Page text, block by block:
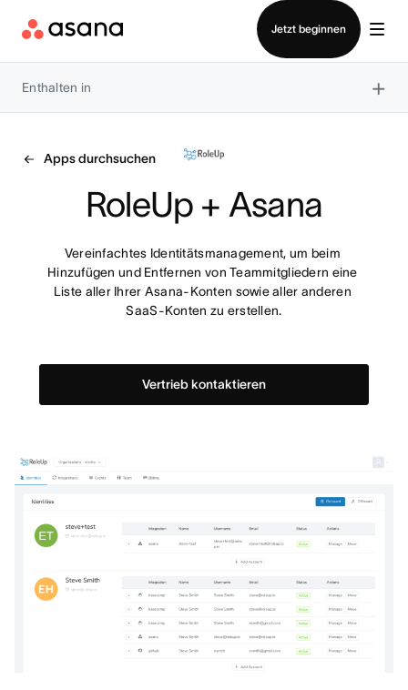
Jetzt beginnen
Vertrieb kontaktieren
Enthalten in ×
Apps durchsuchen
RoleUp + Asana
Vereinfachtes Identitätsmanagement, um beim
Hinzufügen und Entfernen von Teammitgliedern eine
Liste aller Ihrer Asana-Konten sowie aller anderen
SaaS-Konten zu erstellen.
Vertrieb kontaktieren